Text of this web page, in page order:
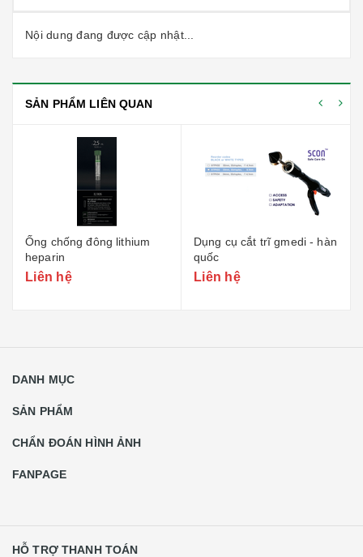
Nội dung đang được cập nhật...
SẢN PHẨM LIÊN QUAN
Ống chống đông lithium
heparin
Liên hệ
Dụng cụ cắt trĩ gmedi - hàn
quốc
Liên hệ
DANH MỤC
SẢN PHẨM
CHẨN ĐOÁN HÌNH ẢNH
FANPAGE
HỖ TRỢ THANH TOÁN